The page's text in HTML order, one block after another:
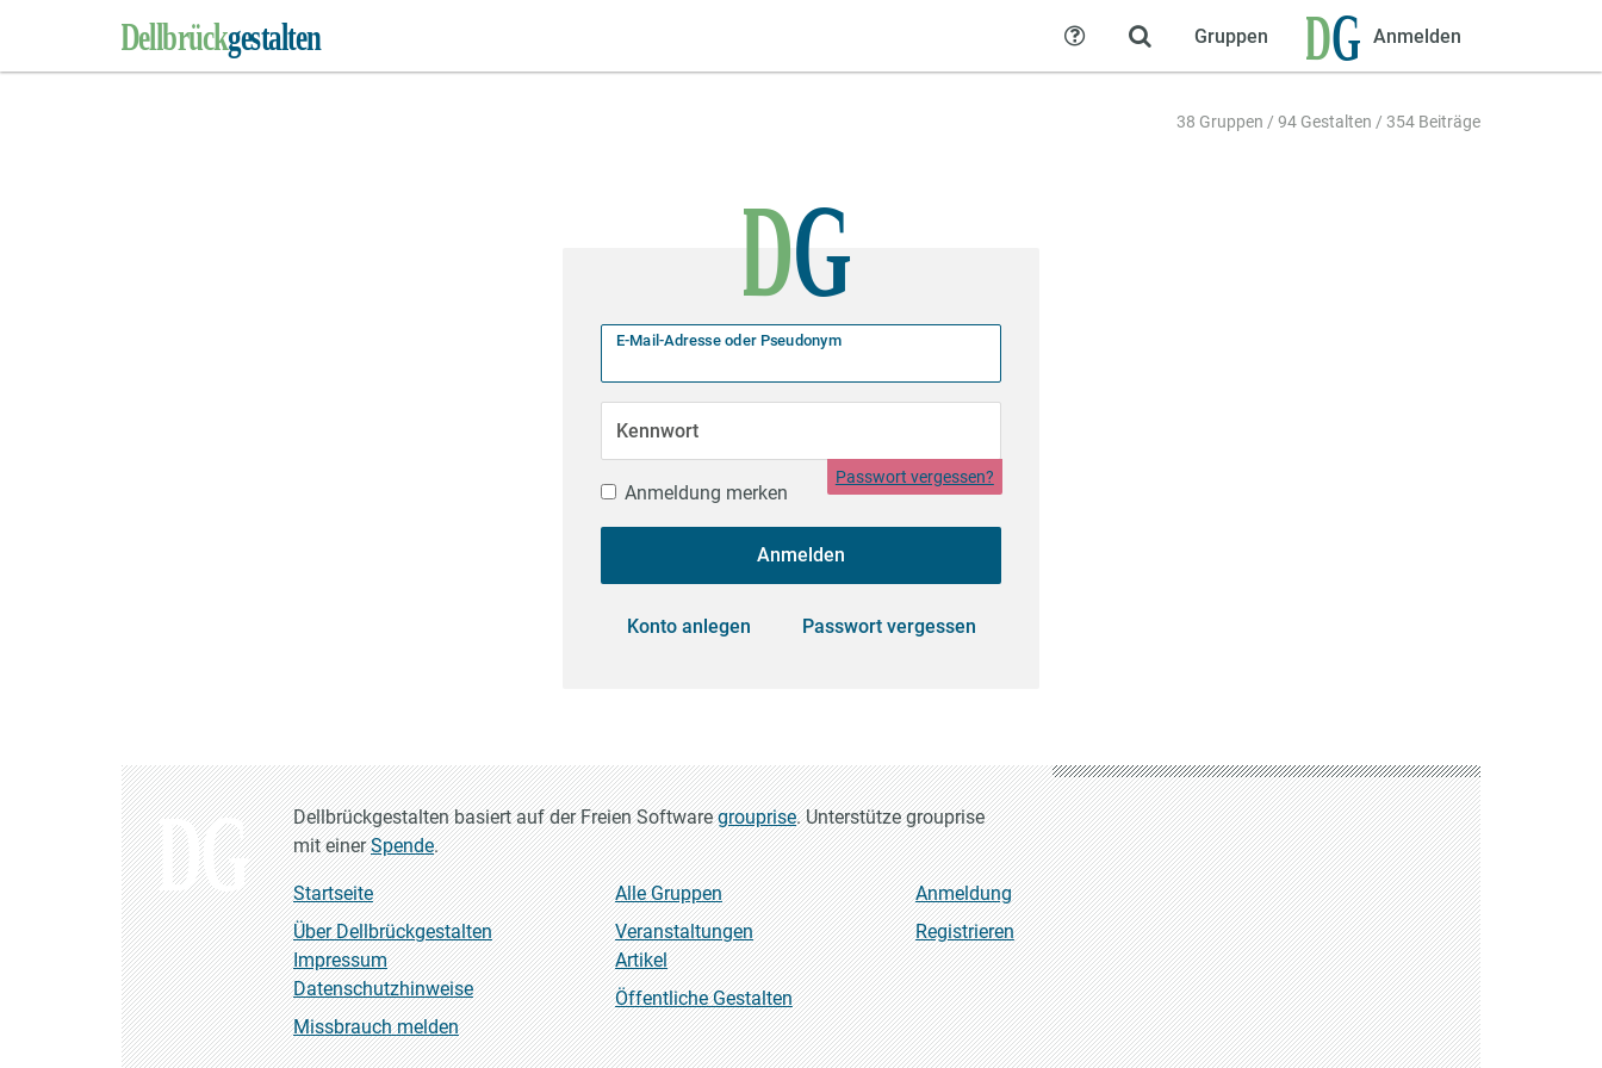
Gruppen Anmelden
Hilfe
38 Gruppen / 94 Gestalten / 354 Beiträge
E-Mail-Adresse oder Pseudonym
Kennwort
Passwort vergessen?
Anmeldung merken
Anmelden
Konto anlegen Passwort vergessen
Dellbrückgestalten basiert auf der Freien Softwaregrouprise. Unterstütze grouprise
mit einerSpende.
Startseite
Über Dellbrückgestalten
Impressum
Datenschutzhinweise
Missbrauch melden
Alle Gruppen
Veranstaltungen
Artikel
Öffentliche Gestalten
Anmeldung
Registrieren